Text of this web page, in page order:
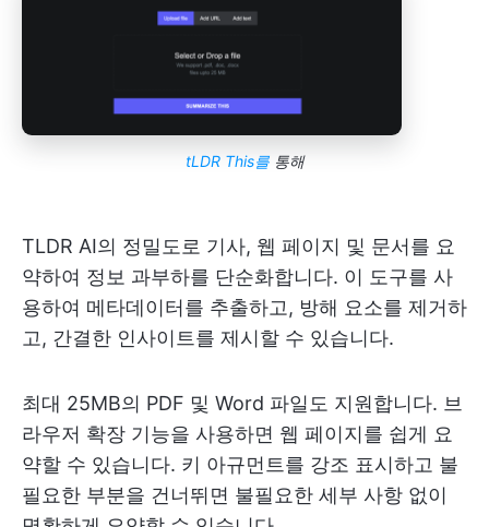
tLDR This를통해
TLDR AI의 정밀도로 기사, 웹 페이지 및 문서를 요
약하여 정보 과부하를 단순화합니다. 이 도구를 사
용하여 메타데이터를 추출하고, 방해 요소를 제거하
고, 간결한 인사이트를 제시할 수 있습니다.
최대 25MB의 PDF 및 Word 파일도 지원합니다. 브
라우저 확장 기능을 사용하면 웹 페이지를 쉽게 요
약할 수 있습니다. 키 아규먼트를 강조 표시하고 불
필요한 부분을 건너뛰면 불필요한 세부 사항 없이